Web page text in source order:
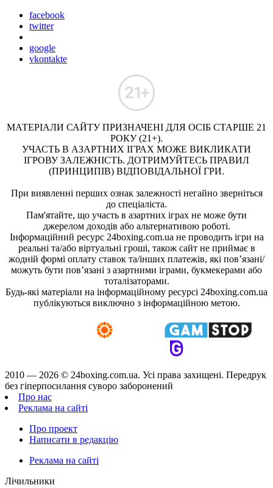
facebook
twitter
google
vkontakte
МАТЕРІАЛИ САЙТУ ПРИЗНАЧЕНІ ДЛЯ ОСІБ СТАРШЕ 21
РОКУ (21+).
УЧАСТЬ В АЗАРТНИХ ІГРАХ МОЖЕ ВИКЛИКАТИ
ІГРОВУ ЗАЛЕЖНІСТЬ. ДОТРИМУЙТЕСЬ ПРАВИЛ
(ПРИНЦИПІВ) ВІДПОВІДАЛЬНОЇ ГРИ.
При виявленні перших ознак залежності негайно зверніться
до спеціаліста.
Пам'ятайте, що участь в азартних іграх не може бути
джерелом доходів або альтернативою роботі.
Інформаційний ресурс 24boxing.com.ua не проводить ігри на
реальні та/або віртуальні гроші, також сайт не приймає в
жодній формі оплату ставок та/інших платежів, які пов’язані/
можуть бути пов’язані з азартними іграми, букмекерами або
тоталізаторами.
Будь-які матеріали на інформаційному ресурсі 24boxing.com.ua
публікуються виключно з інформаційною метою.
2010 — 2026 © 24boxing.com.ua. Усi права захищенi. Передрук
без гіперпосилання суворо заборонений
Про нас
Реклама на сайті
Про проект
Написати в редакцію
Реклама на сайті
Лічильники